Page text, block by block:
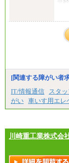
[関連する障がい者
IT/情報通信
スタ
がい 車いす用エレ
川崎重工業株式会